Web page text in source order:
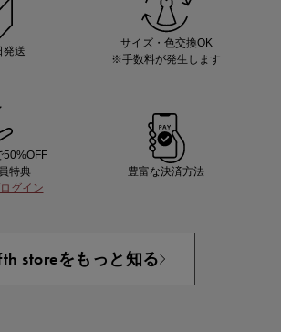
発送
サイズ・色交換OK
※手数料が発生します
50%OFF
特典
グイン
豊富な決済方法
storeをもっと知る